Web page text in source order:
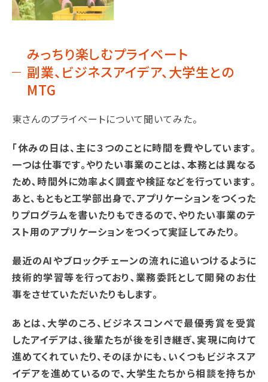
みっちり楽しむプライベート
副業、ビジネスアイデア、大学生との
MTG
東さんのプライベートについて聞いてみた。
「休みの日は、主に３つのことに時間を費やしています。
一つは仕事です。やりたい事業のことは、本務とは異なる
ため､時間外に効率よく調査や検証などを行っています｡
あと、もともと工学部出身で、アプリケーションをつくった
りプログラムを書いたりもできるので、やりたい事業のテ
スト用のアプリケーションをつくって実証してみたり。
最近のAIやブロックチェーンの流れに追いつけるように
技術的学習等を行っており､業務委託として開発のお仕
事をさせていただいたりもします｡
あとは、大学のころ、ビジネスコンペで最優秀賞を受賞
したアイデアは、後輩たちが後を引き継ぎ、実現に向けて
進めてくれていたり、そのほかにも、いくつもビジネスア
イデアを進めているので、大学生たちから相談を持ちか